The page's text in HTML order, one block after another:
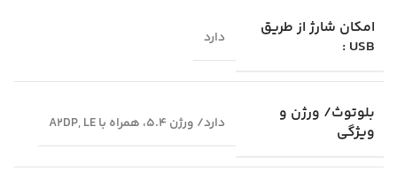
امکان شارژ از طریق
USB :
دارد
بلوتوث/ ورژن و
ویژگی
دارد/ ورژن 5.4، همراه با A2DP, LE